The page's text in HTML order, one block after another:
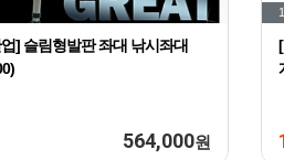
] 슬림형발판 좌대 낚시좌대
564,000원